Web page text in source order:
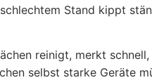
Stand kippt
reinigt, merkt
selbst starke Geräte